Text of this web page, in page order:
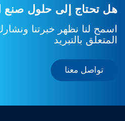
هل تحتاج إلى حلول صنع
اسمح لنا نظهر خبرتنا
المتعلق بالتبريد
تواصل معنا